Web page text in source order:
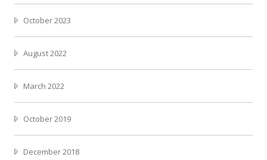
October 2023
August 2022
March 2022
October 2019
December 2018